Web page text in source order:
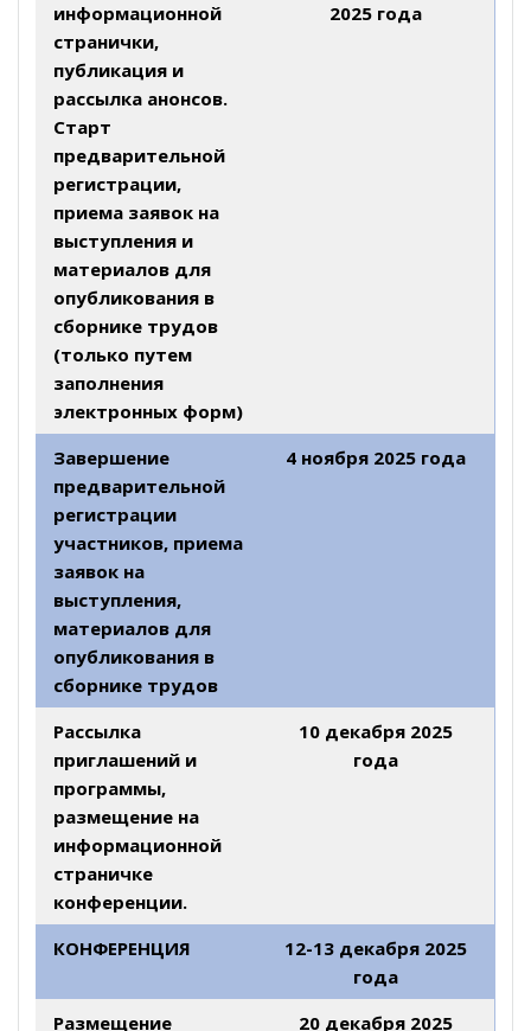
информационной
странички,
публикация и
рассылка анонсов.
Старт
предварительной
регистрации,
приема заявок на
выступления и
материалов для
опубликования в
сборнике трудов
(только путем
заполнения
электронных форм)
2025 года
Завершение
предварительной
регистрации
участников, приема
заявок на
выступления,
материалов для
опубликования в
сборнике трудов
4 ноября 2025 года
Рассылка
приглашений и
программы,
размещение на
информационной
страничке
конференции.
10 декабря 2025
года
КОНФЕРЕНЦИЯ
12-13 декабря 2025
года
Размещение
20 декабря 2025